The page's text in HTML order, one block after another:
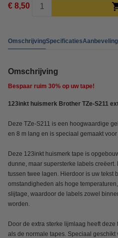
€ 8,50
OmschrijvingSpecificaties
Omschrijving
Bespaar ruim 30% op uw tape!
123inkt huismerk Brother TZe-S211
Deze TZe-S211 is een hoogwaardige
en 8 m lang en is speciaal gemaakt
Deze 123inkt huismerk tape is
dunne, maar supersterke labels
tussen twee lagen. Hierdoor is uw tekst
omstandigheden als hoge
slijtage, waardoor de labels zowel
worden.
Door de extra sterke lijmlaag heeft
als de normale tapes. Speciaal